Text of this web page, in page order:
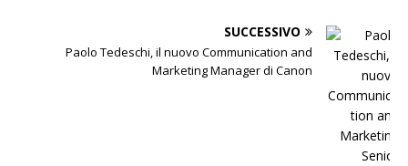
SUCCESSIVO
Paolo Tedeschi, il nuovo Communication and
Marketing Manager di Canon